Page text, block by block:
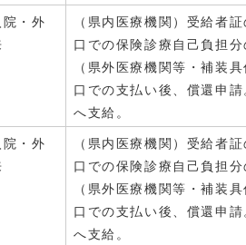
院・外
（県内医療機関）受給者
口での保険診療自己負担分
（県外医療機関等・補装
口での支払い後、償還申
へ支給。
院・外
（県内医療機関）受給者
口での保険診療自己負担分
（県外医療機関等・補装
口での支払い後、償還申
へ支給。